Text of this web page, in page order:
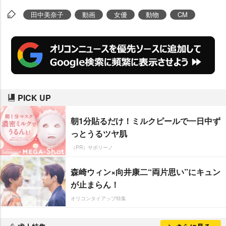
田中美奈子 動画 女優 動物 CM
PICK UP
朝1分貼るだけ！ミルクピールで一日中ず
っとうるツヤ肌
（PR）サボリーノ
森崎ウィン×向井康二“両片思い”にキュン
が止まらん！
オリコンタイアップ特集